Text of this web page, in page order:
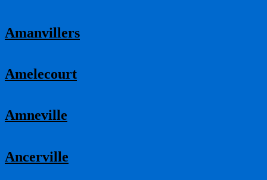
Amanvillers
Amelecourt
Amneville
Ancerville